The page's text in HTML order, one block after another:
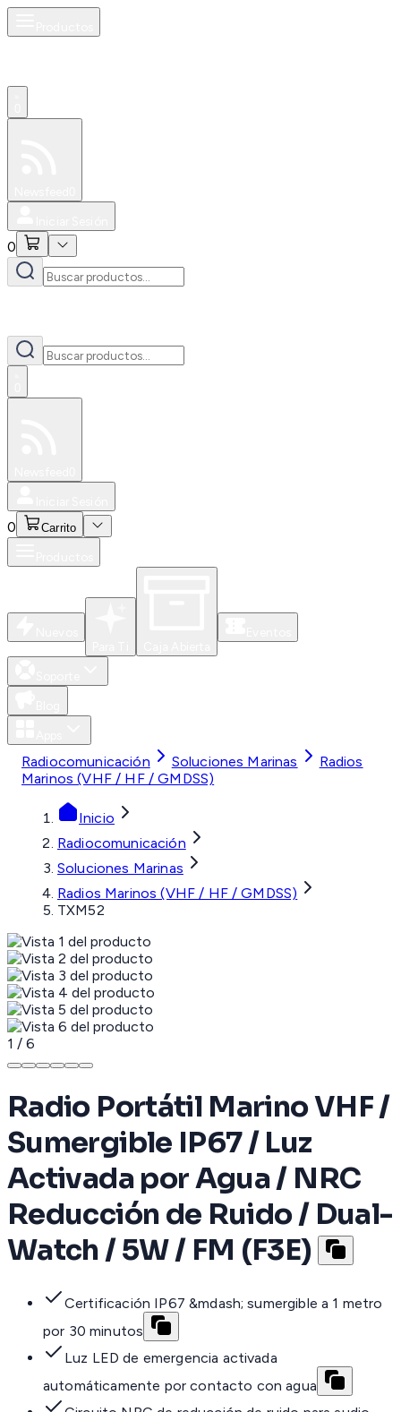
0
0 Carrito
Radiocomunicación Soluciones Marinas
Radios
Marinos (VHF / HF / GMDSS)
Inicio
Radiocomunicación
Soluciones Marinas
Radios Marinos (VHF / HF / GMDSS)
TXM52
1 / 6
Radio Portátil Marino VHF /
Sumergible IP67 / Luz
Activada por Agua / NRC
Reducción de Ruido / Dual-
Watch / 5W / FM (F3E)
Certificación IP67 &mdash; sumergible a 1 metro
por 30 minutos
Luz LED de emergencia activada
automáticamente por contacto con agua